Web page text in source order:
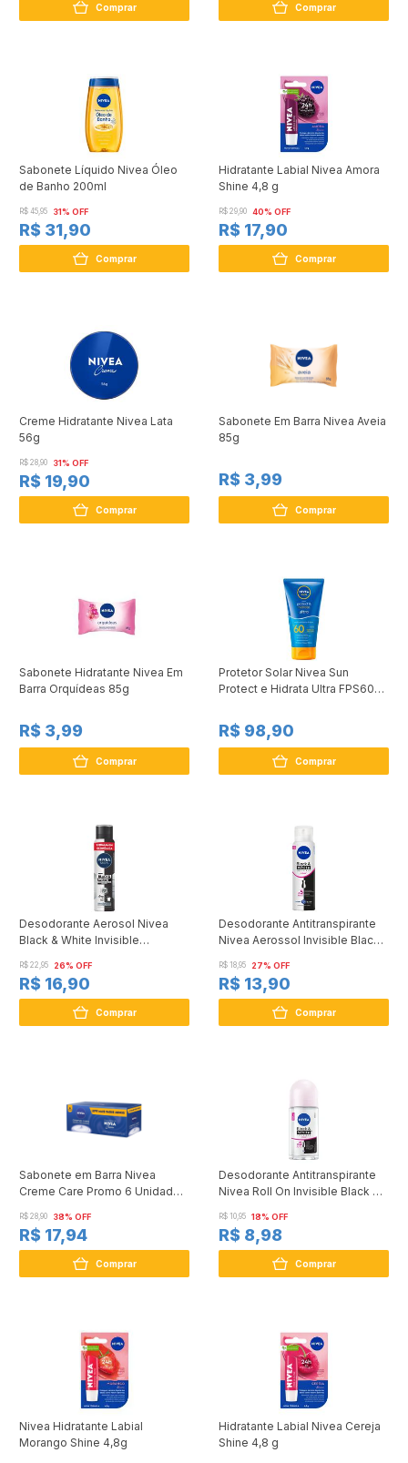
Comprar Comprar
Sabonete Líquido Nivea Óleo
de Banho 200ml
R$ 45,95 31% OFF
R$ 31,90
Comprar
Hidratante Labial Nivea Amora
Shine 4,8 g
R$ 29,90 40% OFF
R$ 17,90
Comprar
Creme Hidratante Nivea Lata
56g
R$ 28,90 31% OFF
R$ 19,90
Comprar
Sabonete Em Barra Nivea Aveia
85g
R$ 3,99
Comprar
Sabonete Hidratante Nivea Em
Barra Orquídeas 85g
R$ 3,99
Comprar
Protetor Solar Nivea Sun
Protect e Hidrata Ultra FPS60
R$ 98,90
Comprar
Desodorante Aerosol Nivea
Black & White Invisible
Econômica 200ml
R$ 22,95 26% OFF
R$ 16,90
Comprar
Desodorante Antitranspirante
Nivea Aerossol Invisible Black
R$ 18,95 27% OFF
R$ 13,90
Comprar
Sabonete em Barra Nivea
Creme Care Promo 6 Unidades
R$ 28,90 38% OFF
R$ 17,94
Comprar
Desodorante Antitranspirante
Nivea Roll On Invisible Black &
R$ 10,95 18% OFF
R$ 8,98
Comprar
Nivea Hidratante Labial
Morango Shine 4,8g
Hidratante Labial Nivea Cereja
Shine 4,8 g